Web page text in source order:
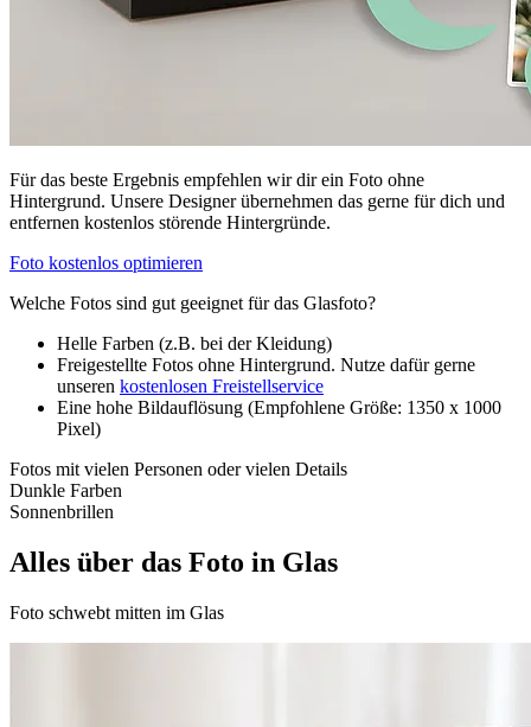
Für das beste Ergebnis empfehlen wir dir ein Foto ohne
Hintergrund. Unsere Designer übernehmen das gerne für dich und
entfernen kostenlos störende Hintergründe.
Foto kostenlos optimieren
Welche Fotos sind gut geeignet für das Glasfoto?
Helle Farben (z.B. bei der Kleidung)
Freigestellte Fotos ohne Hintergrund. Nutze dafür gerne
unseren kostenlosen Freistellservice
Eine hohe Bildauflösung (Empfohlene Größe: 1350 x 1000
Pixel)
Fotos mit vielen Personen oder vielen Details
Dunkle Farben
Sonnenbrillen
Alles über das Foto in Glas
Foto schwebt mitten im Glas